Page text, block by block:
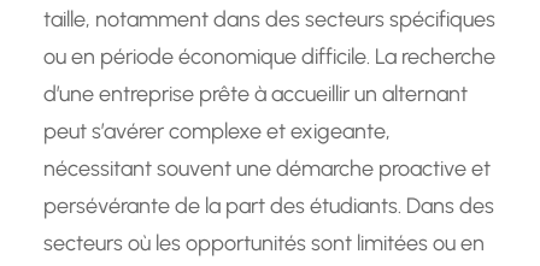
taille, notamment dans des secteurs spécifiques
ou en période économique difficile. La recherche
d’une entreprise prête à accueillir un alternant
peut s’avérer complexe et exigeante,
nécessitant souvent une démarche proactive et
persévérante de la part des étudiants. Dans des
secteurs où les opportunités sont limitées ou en